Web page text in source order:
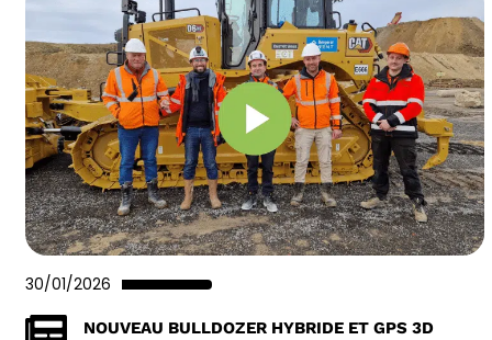
30/01/2026
NOUVEAU BULLDOZER HYBRIDE ET GPS 3D